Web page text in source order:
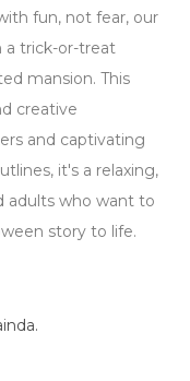
fun, not fear, our
a trick-or-treat
mansion. This
creative
and captivating
it's a relaxing,
adults who want to
story to life.